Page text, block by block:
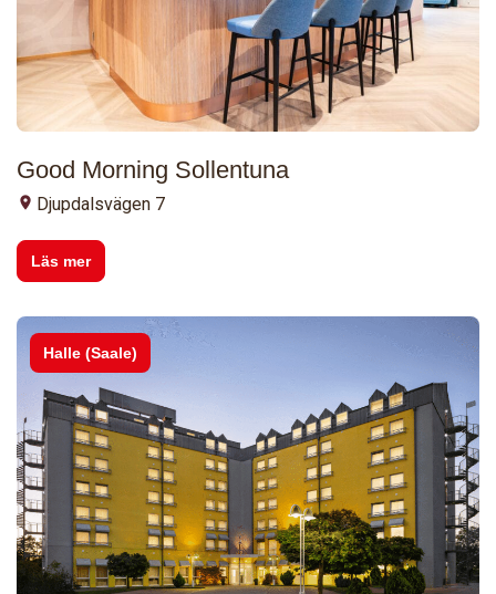
Good Morning Sollentuna
Djupdalsvägen 7
Läs mer
Halle (Saale)